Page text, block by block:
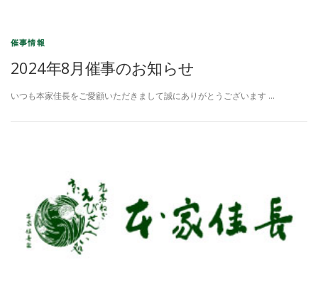
催事情報
2024年8月催事のお知らせ
いつも本家佳長をご愛顧いただきまして誠にありがとうございます …